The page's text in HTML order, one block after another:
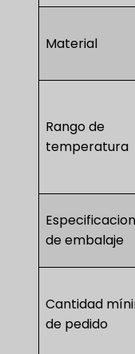
Material
Rango de
temperatura
de embalaje
Cantidad
de pedido